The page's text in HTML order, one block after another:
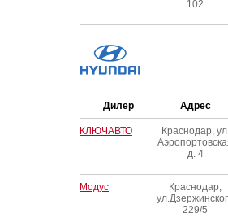
102
Дилер Адрес
КЛЮЧАВТО
Краснодар,
д. 4
Модус
Краснодар,
229/5